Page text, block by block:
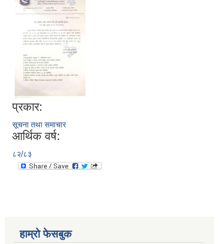
प्रकार:
सूचना तथा समाचार
आर्थिक वर्ष:
८२/८३
हाम्रो फेसबुक